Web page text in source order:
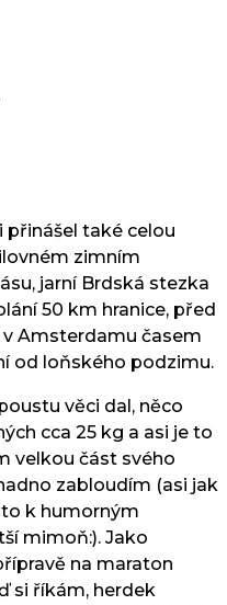
přinášel také celou
zimním
jarní Brdská stezka
50 km hranice, před
Amsterdamu časem
od loňského podzimu.
věci dal, něco
cca 25 kg a asi je to
velkou část svého
zabloudím (asi jak
k humorným
mimoň:). Jako
na maraton
si říkám, herdek